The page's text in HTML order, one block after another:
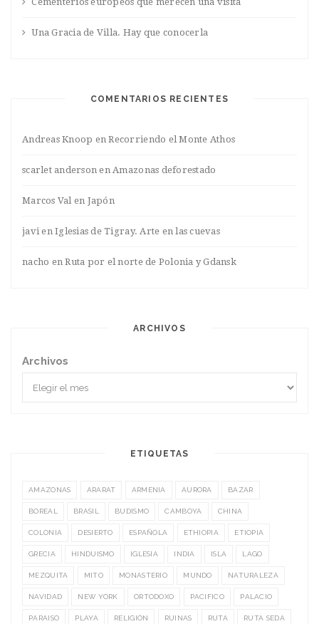
Una Gracia de Villa. Hay que conocerla
COMENTARIOS RECIENTES
Andreas Knoop enRecorriendo el Monte Athos
scarlet anderson enAmazonas deforestado
Marcos Valen Japón
javienIglesias de Tigray. Arte en las cuevas
nacho enRuta por el norte de Polonia y Gdansk
ARCHIVOS
Archivos
ETIQUETAS
AMAZONAS ARARAT ARMENIA AURORA BAZAR
BOREAL BRASIL BUDISMO CAMBOYA CHINA
COLONIA DESIERTO ESPAÑOLA ETHIOPIA ETIOPIA
GRECIA HINDUISMO IGLESIA INDIA ISLA LAGO
MEZQUITA MITO MONASTERIO MUNDO NATURALEZA
NAVIDAD NEW YORK ORTODOXO PACIFICO PALACIO
PARAISO PLAYA RELIGIÓN RUINAS RUTA RUTA SEDA